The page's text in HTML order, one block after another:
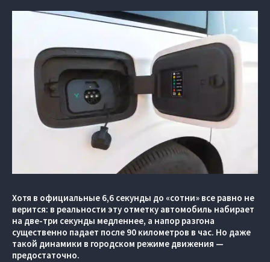
Хотя в официальные 6,6 секунды до «сотни» все равно не
верится: в реальности эту отметку автомобиль набирает
на две-три секунды медленнее, а напор разгона
существенно падает после 90 километров в час. Но даже
такой динамики в городском режиме движения —
предостаточно.